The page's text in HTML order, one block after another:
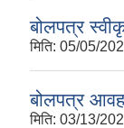
बोलपत्र
मिति: 05/05/
बोलपत्र
मिति: 03/13/